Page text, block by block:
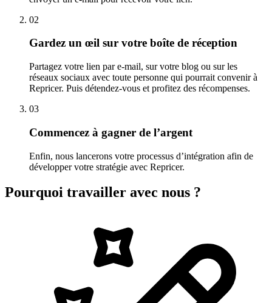
02
Gardez un œil sur votre boîte de réception
Partagez votre lien par e-mail, sur votre blog ou sur les
réseaux sociaux avec toute personne qui pourrait convenir à
Repricer. Puis détendez-vous et profitez des récompenses.
03
Commencez à gagner de l’argent
Enfin, nous lancerons votre processus d’intégration afin de
développer votre stratégie avec Repricer.
Pourquoi travailler avec nous ?